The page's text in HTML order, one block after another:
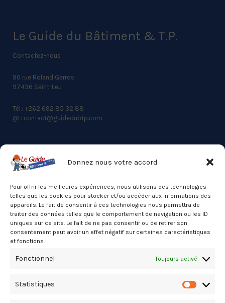
Donnez nous votre accord
Pour offrir les meilleures expériences, nous utilisons des technologies
telles que les cookies pour stocker et/ou accéder aux informations des
appareils. Le fait de consentir à ces technologies nous permettra de
traiter des données telles que le comportement de navigation ou les ID
uniques sur ce site. Le fait de ne pas consentir ou de retirer son
consentement peut avoir un effet négatif sur certaines caractéristiques
et fonctions.
Fonctionnel Toujours activé
Statistiques
Le Guide du Bâtiment & T.P.
Contactez-nous
90 rue Roland Garros
97436 Saint-Leu
Tél.: +262 692 85 32 88
@ : contact@guidedubtp.com
ACCES RAPIDE
Actualités du BTP
Annuaire
Besoin d’un professionnel ?
Mentions légales
Politique de cookies (UE)